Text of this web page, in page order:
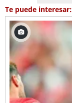
Te puede interesar: